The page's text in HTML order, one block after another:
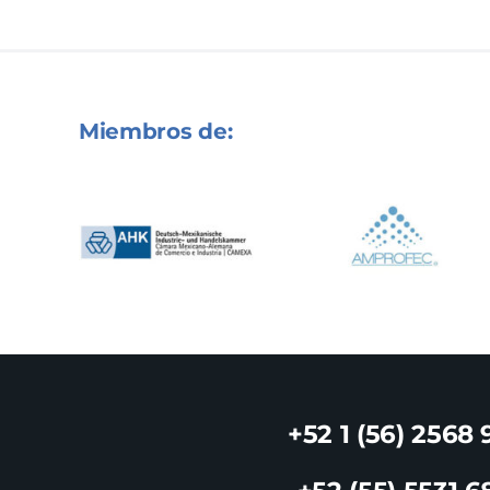
Miembros de:
+52 1 (56) 2568